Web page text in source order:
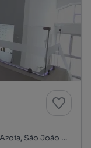
Loures, Santa Iria de Azóia, Santa Iria de Azoia, São João da Talha e Bobadela, Loures, Lisboa